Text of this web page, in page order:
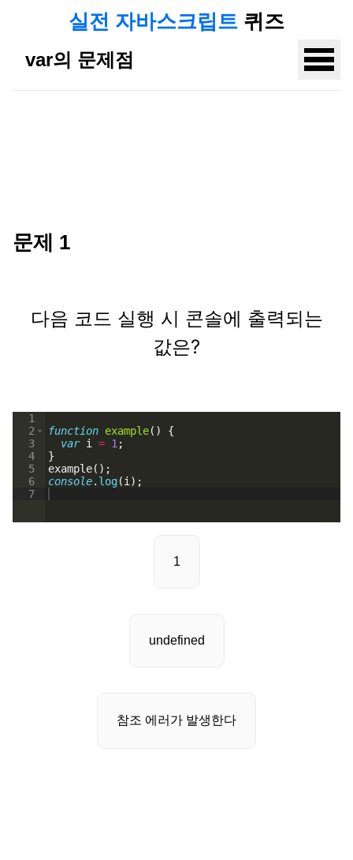
실전 자바스크립트 퀴즈
var의 문제점
문제 1
다음 코드 실행 시 콘솔에 출력되는
값은?
1
2
3
4
5
6
7
function example( )
{
var i = 1 ;
}
example( ) ;
console. log(i ) ;
1
undefined
참조 에러가 발생한다